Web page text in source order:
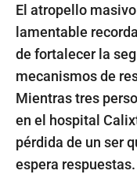
El atropello
lamentable
de fortalecer la
mecanismos de
Mientras tres
en el hospital
pérdida de un ser
espera